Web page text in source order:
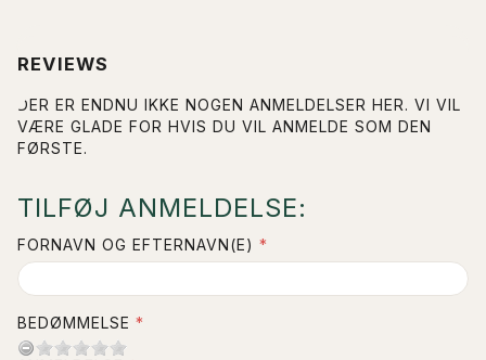
REVIEWS
DER ER ENDNU IKKE NOGEN ANMELDELSER HER. VI VIL
VÆRE GLADE FOR HVIS DU VIL ANMELDE SOM DEN
FØRSTE.
TILFØJ ANMELDELSE:
FORNAVN OG EFTERNAVN(E)
BEDØMMELSE